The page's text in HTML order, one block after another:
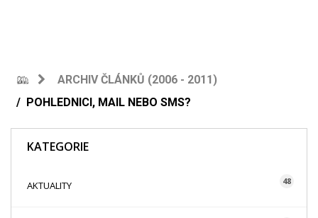
ARCHIV ČLÁNKŮ (2006 - 2011)
POHLEDNICI, MAIL NEBO SMS?
KATEGORIE
AKTUALITY 48